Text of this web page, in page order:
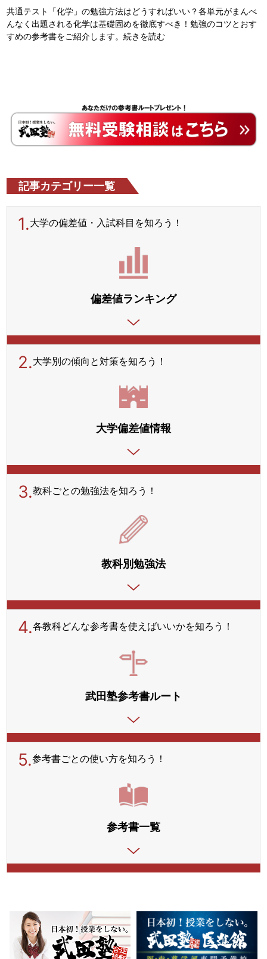
共通テスト「化学」の勉強方法はどうすればいい？各単元がまんべ
んなく出題される化学は基礎固めを徹底すべき！勉強のコツとおす
すめの参考書をご紹介します。続きを読む
記事カテゴリー一覧
1.大学の偏差値・入試科目を知ろう！
偏差値ランキング
2.大学別の傾向と対策を知ろう！
大学偏差値情報
3.教科ごとの勉強法を知ろう！
教科別勉強法
4.各教科どんな参考書を使えばいいかを知ろう！
武田塾参考書ルート
5.参考書ごとの使い方を知ろう！
参考書一覧